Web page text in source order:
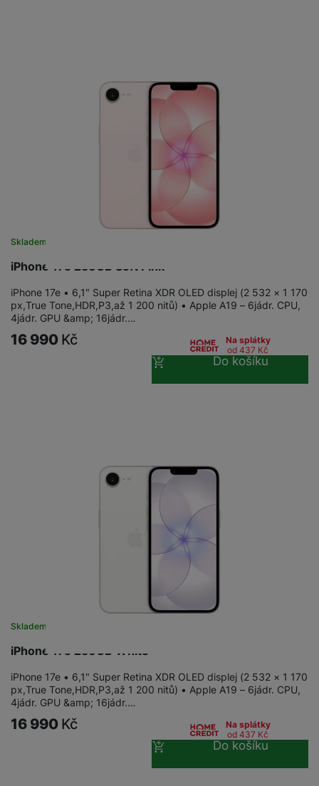
iPhone 17e 256GB Soft Pink
Skladem
iPhone 17e • 6,1" Super Retina XDR OLED displej (2 532 × 1 170
px,True Tone,HDR,P3,až 1 200 nitů) • Apple A19 – 6jádr. CPU,
4jádr. GPU &amp; 16jádr.…
16 990 Kč
Na splátky
od 437 Kč
Do košíku
iPhone 17e 256GB White
Skladem
iPhone 17e • 6,1" Super Retina XDR OLED displej (2 532 × 1 170
px,True Tone,HDR,P3,až 1 200 nitů) • Apple A19 – 6jádr. CPU,
4jádr. GPU &amp; 16jádr.…
16 990 Kč
Na splátky
od 437 Kč
Do košíku